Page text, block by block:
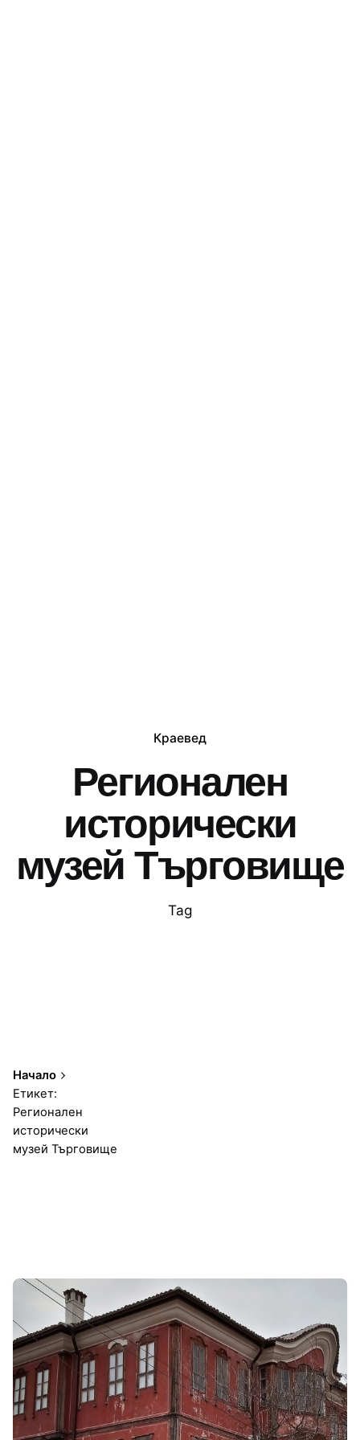
Краевед
Регионален
исторически
музей Търговище
Tag
Начало
Етикет:
Регионален
исторически
музей Търговище
Автор
Сторник